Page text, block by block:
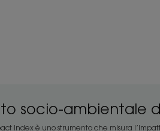
idrata e protegge tutti i tipi
testato sotto
socio-ambientale
Index è uno strumento che misura